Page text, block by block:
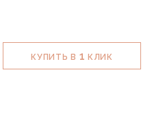
КУПИТЬ В 1 КЛИК